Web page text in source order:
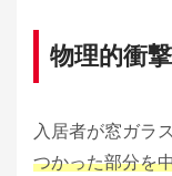
物理的衝
入居者が窓ガラ
つかった部分を